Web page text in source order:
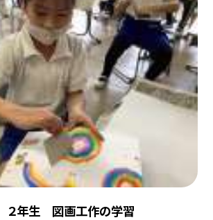
２年生 図画工作の学習